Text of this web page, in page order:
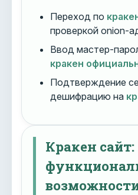
Переход по
проверкой onion-
Ввод мастер-
кракен
Подтверждение
дешифрацию на
Кракен сайт: